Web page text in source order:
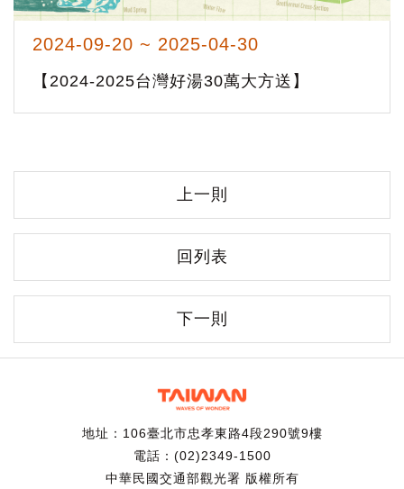
2024-09-20 ~ 2025-04-30
【2024-2025台灣好湯30萬大方送】
上一則
回列表
下一則
地址：106臺北市忠孝東路4段290號9樓
電話：(02)2349-1500
中華民國交通部觀光署 版權所有